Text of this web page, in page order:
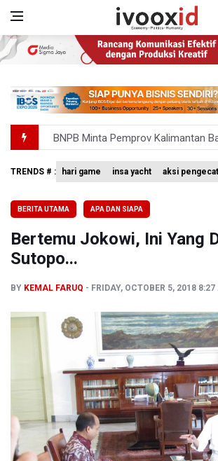
BNPB Minta Pemprov Kalimantan
Kemensos Targetkan 150 Ribu
Pakar: Pengungkapan TPPU Eks
BPIP: Satu Siswa Sekolah Rakyat
TRENDS # : hari game insa yacht aksi
BERITA UTAMA APA DAN SIAPA
Bertemu Jokowi, Ini Yang
Sutopo...
BY KEMAL FARUQ FRIDAY, OCTOBER 5, 2018 8:27